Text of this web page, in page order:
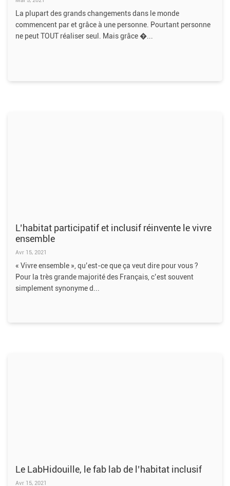
La plupart des grands changements dans le monde
commencent par et grâce à une personne. Pourtant personne
ne peut TOUT réaliser seul. Mais grâce �
L’habitat participatif et inclusif réinvente le vivre
ensemble
Avr 15, 2021
« Vivre ensemble », qu’est-ce que ça veut dire pour vous ?
Pour la très grande majorité des Français, c’est souvent
simplement synonyme d
Le LabHidouille, le fab lab de l’habitat inclusif
Avr 15, 2021